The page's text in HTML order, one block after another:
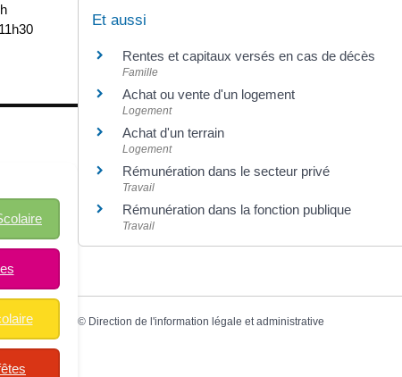
Et aussi
Rentes et capitaux versés en cas de décès
Famille
Achat ou vente d'un logement
Logement
Achat d'un terrain
Logement
Rémunération dans le secteur privé
Travail
Rémunération dans la fonction publique
Travail
© Direction de l'information légale et administrative